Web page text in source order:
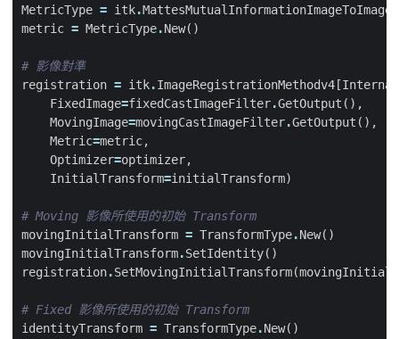
MetricType = itk.
metric = MetricType.New()
# 影像對準
registration = itk.ImageRegistrationMethodv4 [
FixedImage=fixedCastImageFilter.GetOutput (),
MovingImage=movingCastImageFilter.GetOutput (),
Metric=metric,
Optimizer=optimizer,
InitialTransform=initialTransform)
# Moving 影像所使用的初始 Transform
movingInitialTransform = TransformType.New()
movingInitialTransform.SetIdentity()
registration.SetMovingInitialTransform(
# Fixed 影像所使用的初始 Transform
identityTransform = TransformType.New()